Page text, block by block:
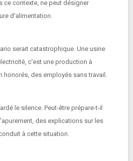
ce contexte, ne peut désigner
d'alimentation.
serait catastrophique. Une usine
c'est une production à
honorés, des employés sans travail.
le silence. Peut-être prépare-t-il
des explications sur les
à cette situation.